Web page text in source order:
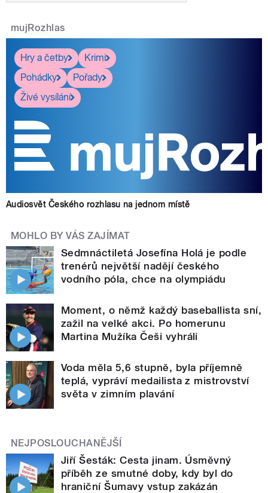
mujRozhlas
Hry a četby
Krimi
Pohádky
Pořady
Živé vysílání
Audiosvět Českého rozhlasu na jednom místě
MOHLO BY VÁS ZAJÍMAT
Sedmnáctiletá Josefína Holá je podle
trenérů největší nadějí českého
vodního póla, chce na olympiádu
Moment, o němž každý baseballista sní,
zažil na velké akci. Po homerunu
Martina Mužíka Češi vyhráli
Voda měla 5,6 stupně, byla příjemně
teplá, vypráví medailista z mistrovství
světa v zimním plavání
NEJPOSLOUCHANĚJŠÍ
Jiří Šesták: Cesta jinam. Úsměvný
příběh ze smutné doby, kdy byl do
hraniční Šumavy vstup zakázán